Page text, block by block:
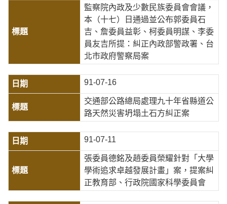
監察院內政及少數民族委員會會議，
本（十七）日通過並公布郭委員石
吉、詹委員益彰、柯委員明謀、李委
員友吉所提：糾正內政部警政署、台
北市政府警察局案
91-07-16
交通部公路總局處理九十年省縣道公
路天然災害坍塌土石方糾正案
91-07-11
張委員德銘及趙委員榮耀針對「大學
學術追求卓越發展計畫」案，提案糾
正教育部、行政院國家科學委員會